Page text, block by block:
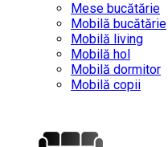
Mese bucătărie
Mobilă bucătărie
Mobilă living
Mobilă hol
Mobilă dormitor
Mobilă copii